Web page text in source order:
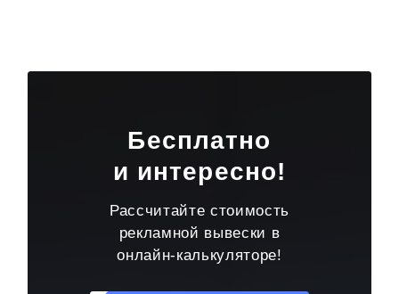
Бесплатно
и интересно!
Рассчитайте стоимость
рекламной вывески в
онлайн-калькуляторе!